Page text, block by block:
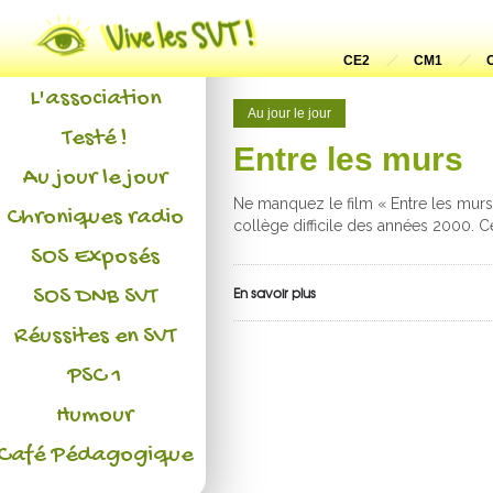
CE2 CM1
Au jour le jour
Entre les murs
Ne manquez le film « Entre les
collège difficile des années 2000.
En savoir plus
Actualités
L'association
Testé !
Au jour le jour
Chroniques radio
SOS Exposés
SOS DNB SVT
Réussites en SVT
PSC 1
Humour
Pédagogique